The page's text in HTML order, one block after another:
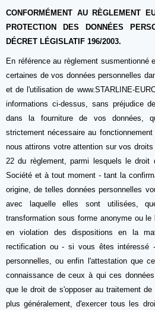
CONFORMÉMENT AU RÈGLEMENT
PROTECTION DES DONNÉES
DÉCRET LÉGISLATIF 196/2003.
En référence au règlement susmentionné
certaines de vos données personnelles
et de l'utilisation de www.STARLINE-
informations ci-dessus, sans préjudice
dans la fourniture de vos données,
strictement nécessaire au
nous attirons votre attention sur vos
22 du règlement, parmi lesquels le
Société et à tout moment - tant la
origine, de telles données personnelles
avec laquelle elles sont utilisées,
transformation sous forme anonyme ou
en violation des dispositions en la
rectification ou - si vous êtes intéressé
personnelles, ou enfin l'attestation que
connaissance de ceux à qui ces
que le droit de s'opposer au traitement
plus généralement, d'exercer tous les